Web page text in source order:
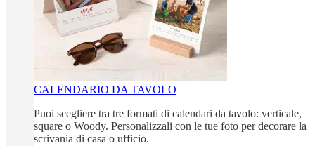
CALENDARIO DA TAVOLO
Puoi scegliere tra tre formati di calendari da tavolo: verticale,
square o Woody. Personalizzali con le tue foto per decorare la
scrivania di casa o ufficio.